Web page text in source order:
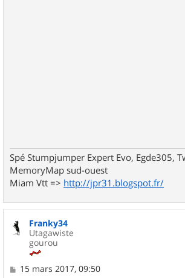
Spé Stumpjumper Expert Evo, Egde305,
MemoryMap sud-ouest
Miam Vtt => http://jpr31.blogspot.fr/
Franky34
Utagawiste
gourou
M15 mars 2017, 09:50